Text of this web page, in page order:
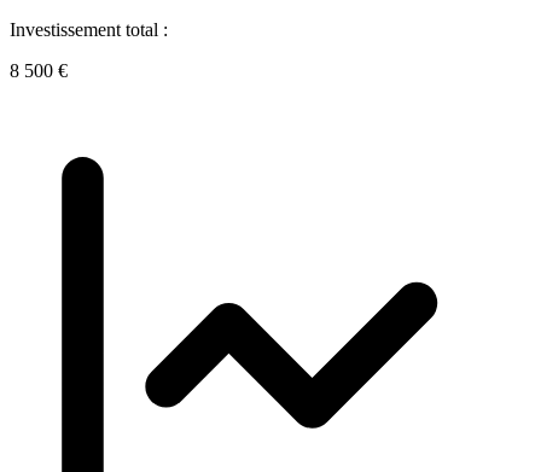
Investissement total :
8 500 €